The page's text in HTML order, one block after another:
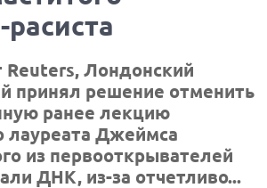
расиста
Reuters, Лондонский
принял решение отменить
ранее лекцию
лауреата Джеймса
из первооткрывателей
ДНК, из-за отчетливо...